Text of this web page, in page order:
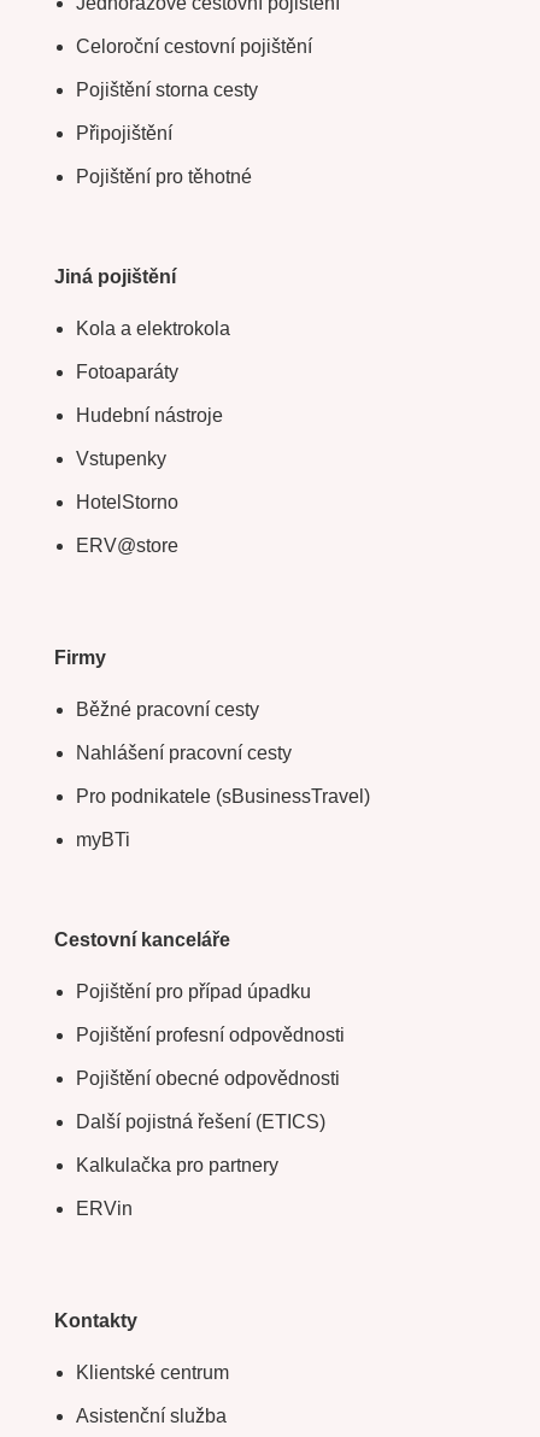
Celoroční cestovní pojištění
Pojištění storna cesty
Připojištění
Pojištění pro těhotné
Jiná pojištění
Kola a elektrokola
Fotoaparáty
Hudební nástroje
Vstupenky
HotelStorno
ERV@store
Firmy
Běžné pracovní cesty
Nahlášení pracovní cesty
Pro podnikatele (sBusinessTravel)
myBTi
Cestovní kanceláře
Pojištění pro případ úpadku
Pojištění profesní odpovědnosti
Pojištění obecné odpovědnosti
Další pojistná řešení (ETICS)
Kalkulačka pro partnery
ERVin
Kontakty
Klientské centrum
Asistenční služba